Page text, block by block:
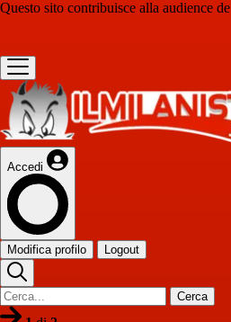
Questo sito contribuisce alla audience de
Accedi
Modifica profilo Logout
Cerca